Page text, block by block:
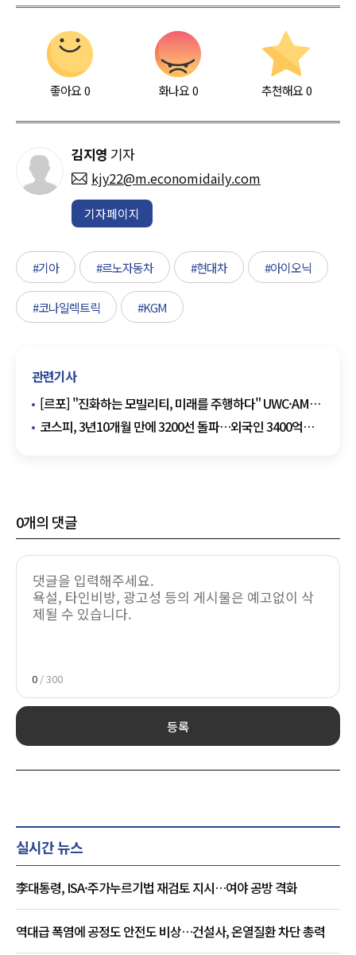
좋아요0 화나요0 추천해요 0
김지영 기자
kjy22@m.economidaily.com
기자페이지
#기아 #르노자동차 #현대차 #아이오닉
#코나일렉트릭 #KGM
관련기사
[르포] "진화하는 모빌리티, 미래를 주행하다" UWC·AME
2025 가보니
코스피, 3년10개월 만에 3200선 돌파…외국인 3400억
0개의 댓글
0 / 300
등록
실시간 뉴스
李대통령, ISA·주가누르기법 재검토 지시…여야 공방 격화
역대급 폭염에 공정도 안전도 비상…건설사, 온열질환 차단 총력